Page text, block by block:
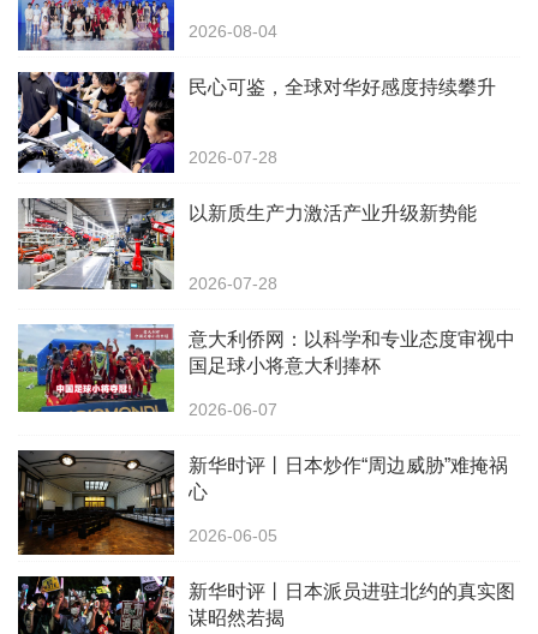
2026-08-04
民心可鉴，全球对华好感度持续攀升
2026-07-28
以新质生产力激活产业升级新势能
2026-07-28
意大利侨网：以科学和专业态度审视中
国足球小将意大利捧杯
2026-06-07
新华时评丨日本炒作“周边威胁”难掩祸
心
2026-06-05
新华时评丨日本派员进驻北约的真实图
谋昭然若揭